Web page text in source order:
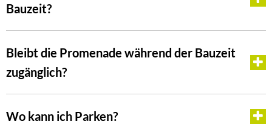
Bauzeit?
Bleibt die Promenade während der Bauzeit
zugänglich?
Wo kann ich Parken?